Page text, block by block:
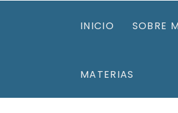
INICIO SOBRE
MATERIAS